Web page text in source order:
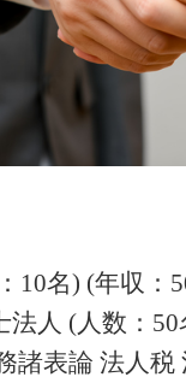
10名) (年収：
人 (人数：
諸表論 法人税